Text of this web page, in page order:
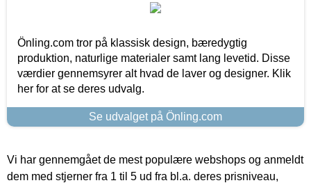
Önling.com tror på klassisk design, bæredygtig
produktion, naturlige materialer samt lang levetid. Disse
værdier gennemsyrer alt hvad de laver og designer. Klik
her for at se deres udvalg.
Se udvalget på Önling.com
Vi har gennemgået de mest populære webshops og anmeldt
dem med stjerner fra 1 til 5 ud fra bl.a. deres prisniveau,